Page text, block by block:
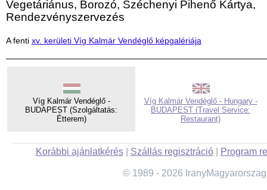
Vegetáriánus, Borozó, Széchenyi Pihenő Kártya,
Rendezvényszervezés
A fenti xv. kerületi Víg Kalmár Vendéglő képgalériája
Víg Kalmár Vendéglő -
BUDAPEST (Szolgáltatás:
Étterem)
Víg Kalmár Vendéglő - Hungary -
BUDAPEST (Travel Service:
Restaurant)
Korábbi ajánlatkérés| Szállás regisztráció| Program
© 1989 - 2026